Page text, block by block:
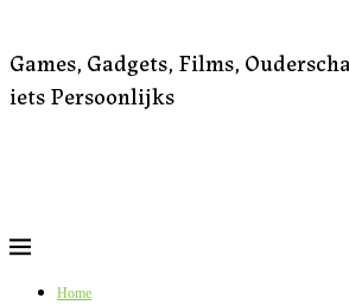
Games, Gadgets, Films,
iets Persoonlijks
Home